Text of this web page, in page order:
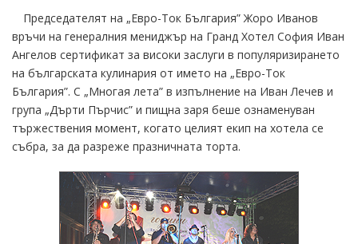
Председателят на „Евро-Ток България” Жоро Иванов
връчи на генералния мениджър на Гранд Хотел София Иван
Ангелов сертификат за високи заслуги в популяризирането
на българската кулинария от името на „Евро-Ток
България”. С „Многая лета” в изпълнение на Иван Лечев и
група „Дърти Пърчис” и пищна заря беше ознаменуван
тържествения момент, когато целият екип на хотела се
събра, за да разреже празничната торта.